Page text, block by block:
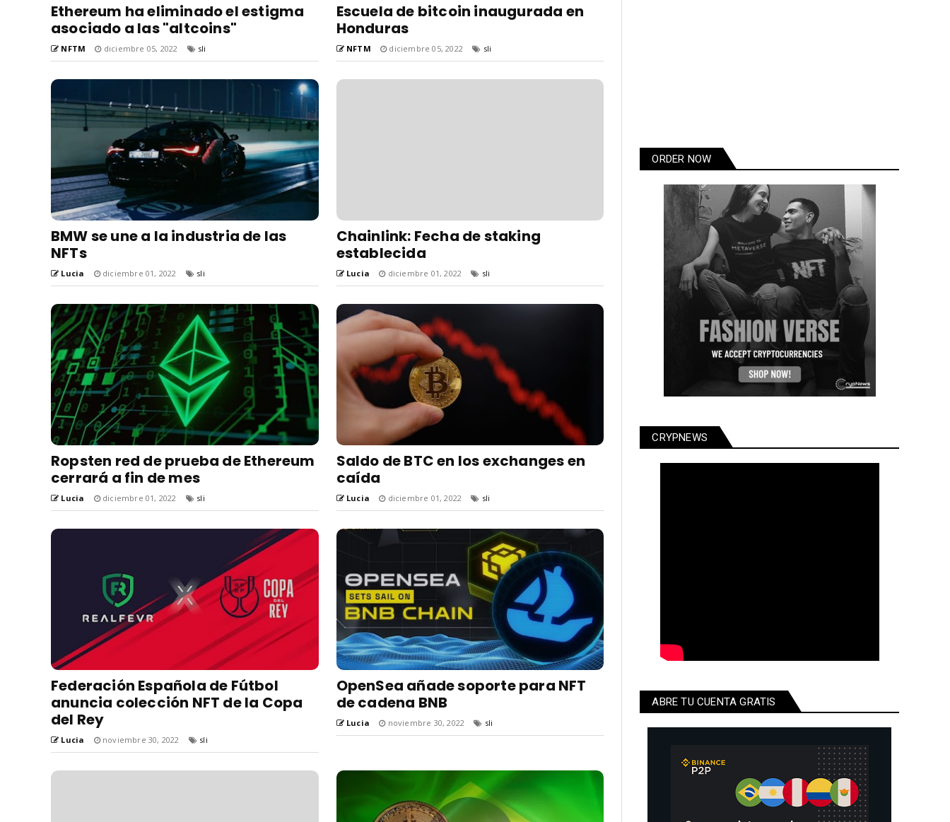
Ethereum ha eliminado el estigma
asociado a las "altcoins"
NFTM diciembre 05, 2022 sli
Escuela de bitcoin inaugurada en
Honduras
NFTM diciembre 05, 2022 sli
BMW se une a la industria de las
NFTs
Lucia diciembre 01, 2022 sli
Chainlink: Fecha de staking
establecida
Lucia diciembre 01, 2022 sli
Ropsten red de prueba de Ethereum
cerrará a fin de mes
Lucia diciembre 01, 2022 sli
Saldo de BTC en los exchanges en
caída
Lucia diciembre 01, 2022 sli
Federación Española de Fútbol
anuncia colección NFT de la Copa
del Rey
Lucia noviembre 30, 2022 sli
OpenSea añade soporte para NFT
de cadena BNB
Lucia noviembre 30, 2022 sli
ORDER NOW
CRYPNEWS
ABRE TU CUENTA GRATIS